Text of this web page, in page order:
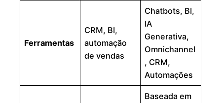
Ferramentas
CRM, BI,
automação
de vendas
Chatbots, BI,
IA
Generativa,
Omnichannel
, CRM,
Automações
Baseada em